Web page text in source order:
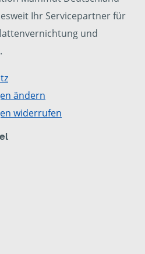
Ihr Servicepartner für
und
ändern
widerrufen